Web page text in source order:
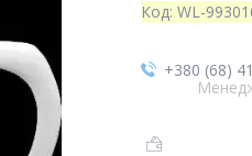
Код: WL-
+380 (68)